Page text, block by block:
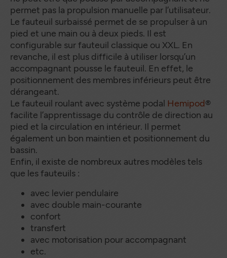
permet pas la propulsion manuelle par l’utilisateur.
Le fauteuil surbaissé permet de se propulser à un
pied et une main ou à deux pieds. Il est
configurable sur fauteuil classique ou XXL. En
revanche, il est plus difficile à utiliser lorsqu’un
accompagnant pousse le fauteuil. En effet, le
positionnement des membres inférieurs peut être
dérangeant.
Le fauteuil roulant avec système podal Hemipod®
facilite l’apprentissage du contrôle de direction au
pied et la circulation en intérieur. Il permet
également un bon maintien et positionnement du
bassin.
Enfin, il existe de nombreux autres modèles tels
que les fauteuils :
avec levier pendulaire
avec double main-courante
confort
transfert
avec motorisation pour accompagnant
etc.